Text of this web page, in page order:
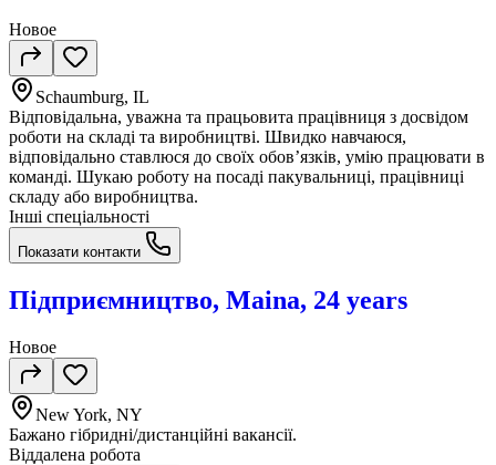
Новое
Schaumburg, IL
Відповідальна, уважна та працьовита працівниця з досвідом
роботи на складі та виробництві. Швидко навчаюся,
відповідально ставлюся до своїх обов’язків, умію працювати в
команді. Шукаю роботу на посаді пакувальниці, працівниці
складу або виробництва.
Інші спеціальності
Показати контакти
Підприємництво, Maina, 24 years
Новое
New York, NY
Бажано гібридні/дистанційні вакансії.
Віддалена робота